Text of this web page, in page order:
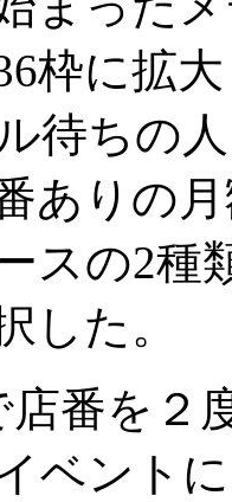
枠に拡
待ちの
ありの
スの2
した。
店番を２
ベント